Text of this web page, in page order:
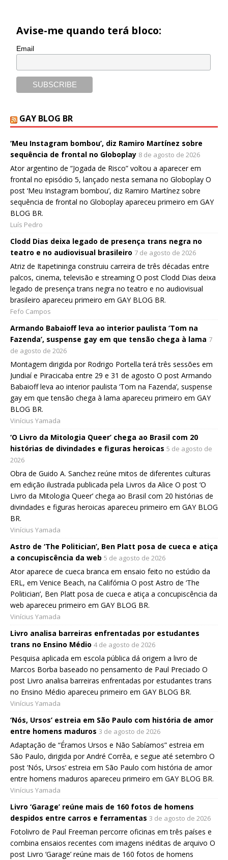
Avise-me quando terá bloco:
Email
GAY BLOG BR
‘Meu Instagram bombou’, diz Ramiro Martínez sobre
sequência de frontal no Globoplay 8 de agosto de 2026
Ator argentino de “Jogada de Risco” voltou a aparecer em
frontal no episódio 5, lançado nesta semana no Globoplay O
post ‘Meu Instagram bombou’, diz Ramiro Martínez sobre
sequência de frontal no Globoplay apareceu primeiro em GAY
BLOG BR.
Luís Pedro
Clodd Dias deixa legado de presença trans negra no
teatro e no audiovisual brasileiro 7 de agosto de 2026
Atriz de Itapetininga construiu carreira de três décadas entre
palcos, cinema, televisão e streaming O post Clodd Dias deixa
legado de presença trans negra no teatro e no audiovisual
brasileiro apareceu primeiro em GAY BLOG BR.
Fefo Campos
Armando Babaioff leva ao interior paulista ‘Tom na
Fazenda’, suspense gay em que tensão chega à lama 7
de agosto de 2026
Montagem dirigida por Rodrigo Portella terá três sessões em
Jundiaí e Piracicaba entre 29 e 31 de agosto O post Armando
Babaioff leva ao interior paulista ‘Tom na Fazenda’, suspense
gay em que tensão chega à lama apareceu primeiro em GAY
BLOG BR.
Vinícius Yamada
‘O Livro da Mitologia Queer’ chega ao Brasil com 20
histórias de divindades e figuras heroicas 5 de agosto de
2026
Obra de Guido A. Sanchez reúne mitos de diferentes culturas
em edição ilustrada publicada pela Livros da Alice O post ‘O
Livro da Mitologia Queer’ chega ao Brasil com 20 histórias de
divindades e figuras heroicas apareceu primeiro em GAY BLOG
BR.
Vinícius Yamada
Astro de ‘The Politician’, Ben Platt posa de cueca e atiça
a concupiscência da web 5 de agosto de 2026
Ator aparece de cueca branca em ensaio feito no estúdio da
ERL, em Venice Beach, na Califórnia O post Astro de ‘The
Politician’, Ben Platt posa de cueca e atiça a concupiscência da
web apareceu primeiro em GAY BLOG BR.
Vinícius Yamada
Livro analisa barreiras enfrentadas por estudantes
trans no Ensino Médio 4 de agosto de 2026
Pesquisa aplicada em escola pública dá origem a livro de
Marcos Borba baseado no pensamento de Paul Preciado O
post Livro analisa barreiras enfrentadas por estudantes trans
no Ensino Médio apareceu primeiro em GAY BLOG BR.
Vinícius Yamada
‘Nós, Ursos’ estreia em São Paulo com história de amor
entre homens maduros 3 de agosto de 2026
Adaptação de “Éramos Ursos e Não Sabíamos” estreia em
São Paulo, dirigida por André Corrêa, e segue até setembro O
post ‘Nós, Ursos’ estreia em São Paulo com história de amor
entre homens maduros apareceu primeiro em GAY BLOG BR.
Vinícius Yamada
Livro ‘Garage’ reúne mais de 160 fotos de homens
despidos entre carros e ferramentas 3 de agosto de 2026
Fotolivro de Paul Freeman percorre oficinas em três países e
combina ensaios recentes com imagens inéditas de arquivo O
post Livro ‘Garage’ reúne mais de 160 fotos de homens